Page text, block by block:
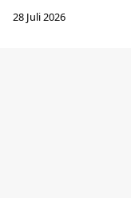
28 Juli 2026